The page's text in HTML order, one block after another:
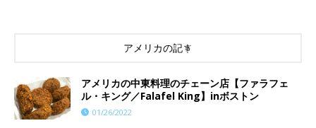
アメリカの記事
アメリカの中東料理のチェーン店【ファラフェ
ル・キング／Falafel King】inボストン
01/26/2022